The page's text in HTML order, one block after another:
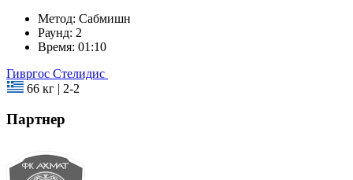
Метод: Сабмишн
Раунд: 2
Время: 01:10
Гивргос Стелидис
66 кг | 2-2
Партнер